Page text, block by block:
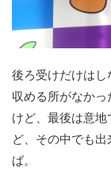
後ろ受けだけはし
収める所がなか
けど、最後は意
ど、その中でも
ば。